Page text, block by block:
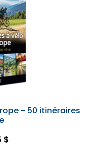
- 50 itinéraires
$